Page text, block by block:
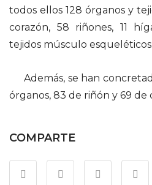
todos ellos 128 órganos y
corazón, 58 riñones, 11
tejidos músculo esqueléticos.
Además, se han
órganos, 83 de riñón y 69 de
COMPARTE